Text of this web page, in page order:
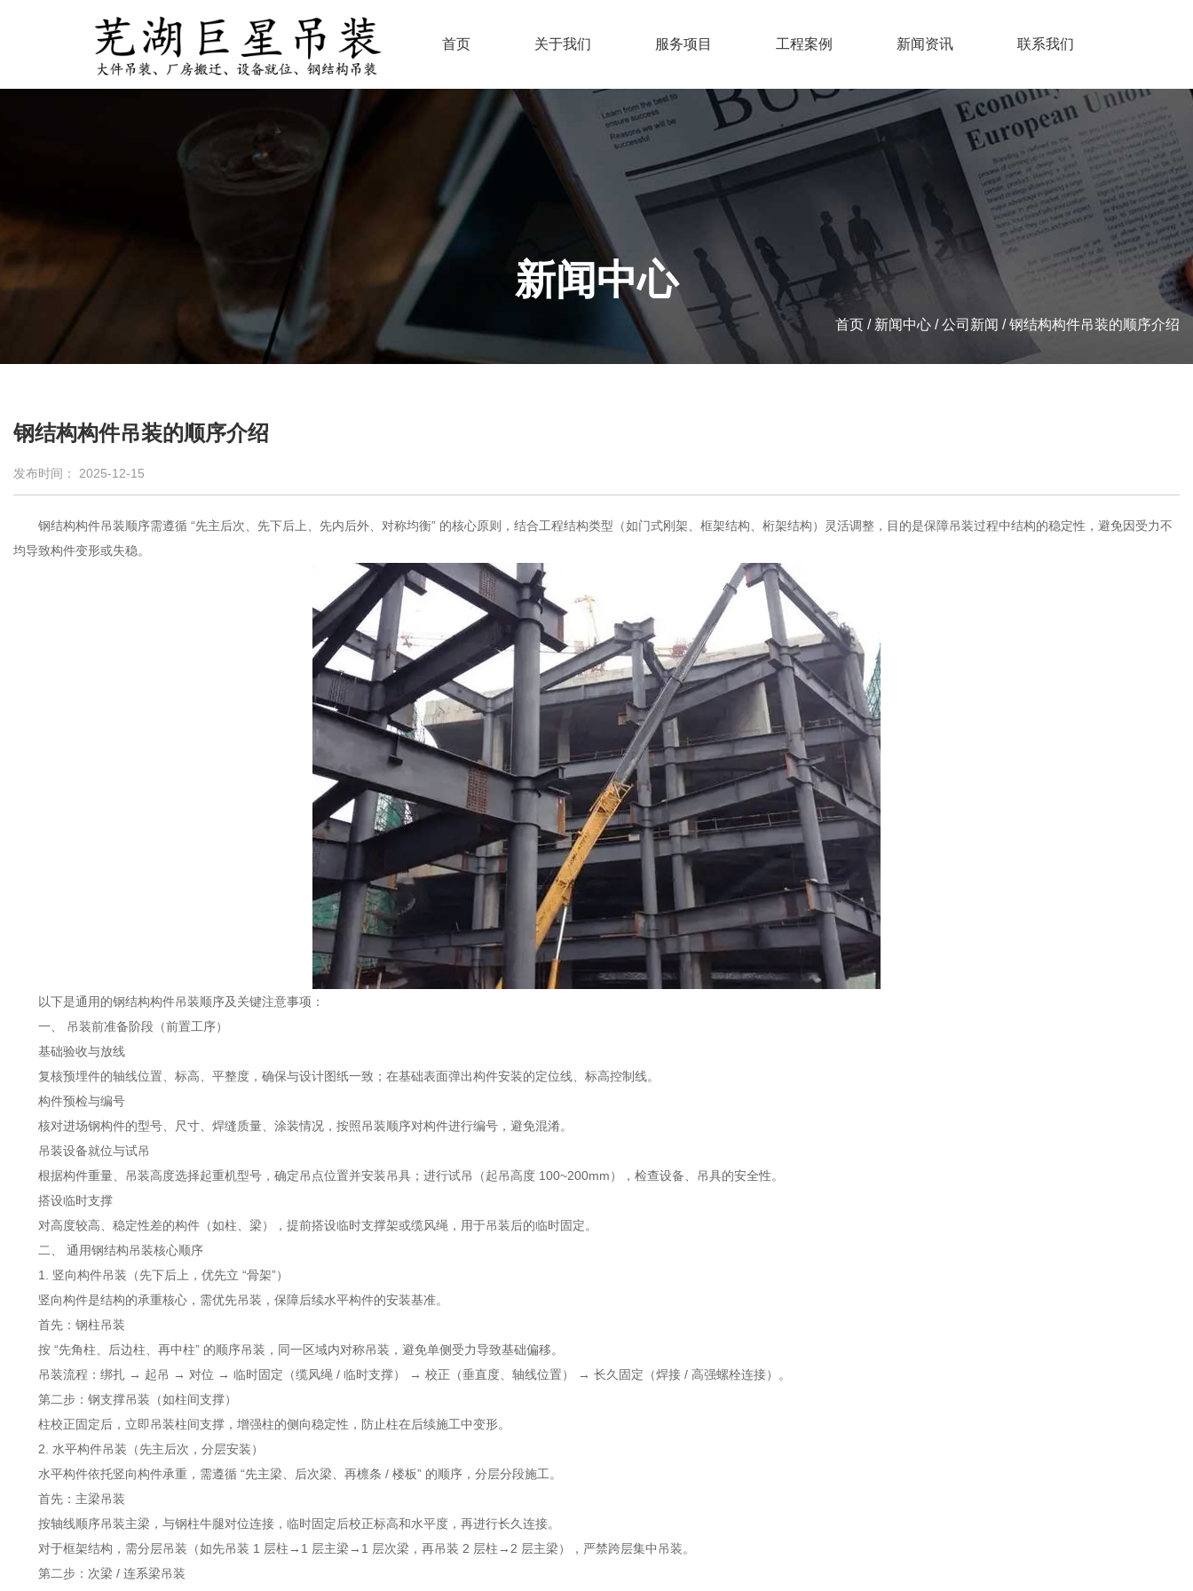
首页 关于我们 服务项目 工程案例 新闻资讯 联系我们
新闻中心
首页 / 新闻中心 /公司新闻 /钢结构构件吊装的顺序介绍
钢结构构件吊装的顺序介绍
发布时间： 2025-12-15
钢结构构件吊装顺序需遵循 “先主后次、先下后上、先内后外、对称均衡” 的核心原则，结合工程结构类型（如门式刚架、框架结构、桁架结构）灵活调整，目的是保障吊装过程中结构的稳定性，避免因受力不
均导致构件变形或失稳。
以下是通用的钢结构构件吊装顺序及关键注意事项：
一、 吊装前准备阶段（前置工序）
基础验收与放线
复核预埋件的轴线位置、标高、平整度，确保与设计图纸一致；在基础表面弹出构件安装的定位线、标高控制线。
构件预检与编号
核对进场钢构件的型号、尺寸、焊缝质量、涂装情况，按照吊装顺序对构件进行编号，避免混淆。
吊装设备就位与试吊
根据构件重量、吊装高度选择起重机型号，确定吊点位置并安装吊具；进行试吊（起吊高度 100~200mm），检查设备、吊具的安全性。
搭设临时支撑
对高度较高、稳定性差的构件（如柱、梁），提前搭设临时支撑架或缆风绳，用于吊装后的临时固定。
二、 通用钢结构吊装核心顺序
1. 竖向构件吊装（先下后上，优先立 “骨架”）
竖向构件是结构的承重核心，需优先吊装，保障后续水平构件的安装基准。
首先：钢柱吊装
按 “先角柱、后边柱、再中柱” 的顺序吊装，同一区域内对称吊装，避免单侧受力导致基础偏移。
吊装流程：绑扎 → 起吊 → 对位 → 临时固定（缆风绳 / 临时支撑） → 校正（垂直度、轴线位置） → 长久固定（焊接 / 高强螺栓连接）。
第二步：钢支撑吊装（如柱间支撑）
柱校正固定后，立即吊装柱间支撑，增强柱的侧向稳定性，防止柱在后续施工中变形。
2. 水平构件吊装（先主后次，分层安装）
水平构件依托竖向构件承重，需遵循 “先主梁、后次梁、再檩条 / 楼板” 的顺序，分层分段施工。
首先：主梁吊装
按轴线顺序吊装主梁，与钢柱牛腿对位连接，临时固定后校正标高和水平度，再进行长久连接。
对于框架结构，需分层吊装（如先吊装 1 层柱→1 层主梁→1 层次梁，再吊装 2 层柱→2 层主梁），严禁跨层集中吊装。
第二步：次梁 / 连系梁吊装